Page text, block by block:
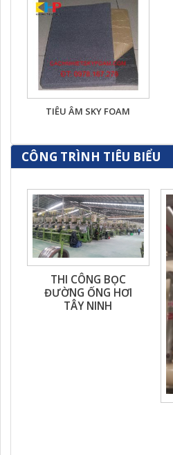
TIÊU ÂM SKY FOAM
CÔNG TRÌNH TIÊU BIỂU
THI CÔNG BỌC
ĐƯỜNG ỐNG HƠI
TÂY NINH